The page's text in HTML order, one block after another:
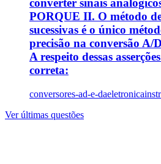
converter sinais
PORQUE II. O método
sucessivas é o único
precisão na conversão
A respeito dessas
correta:
conversores-ad-e-daeletronica
Ver últimas questões